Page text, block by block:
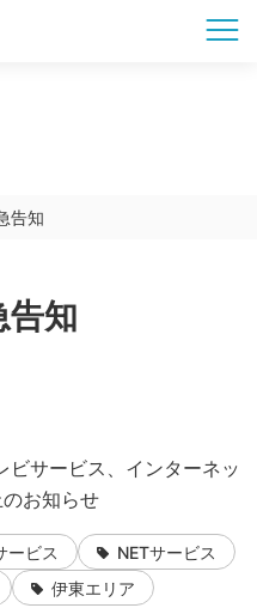
告知
告知
サービス、インターネッ
お知らせ
ービス
NETサービス
伊東エリア